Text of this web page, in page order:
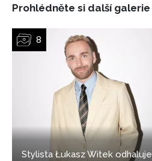
Prohlédněte si další galerie
Stylista Łukasz Witek odhaluje